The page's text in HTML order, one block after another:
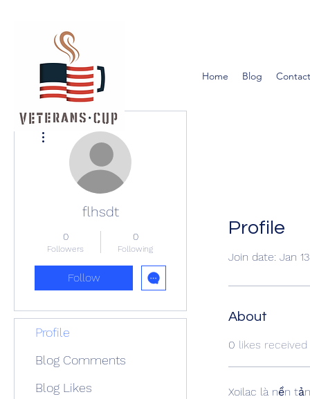
Home Blog
Profile
Join date: Jan
About
0 likes received
Xoilac là nền
flhsdt
0
Followers
0
Following
Follow
Profile
Blog Comments
Blog Likes